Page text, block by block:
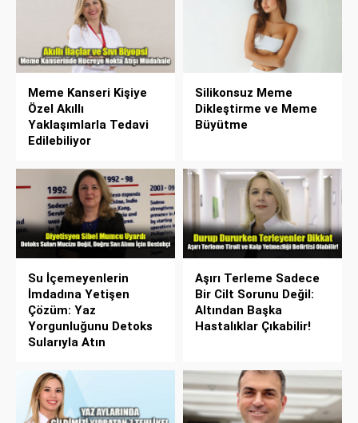
Meme Kanseri Kişiye
Özel Akıllı
Yaklaşımlarla Tedavi
Edilebiliyor
Silikonsuz Meme
Dikleştirme ve Meme
Büyütme
Su İçemeyenlerin
İmdadına Yetişen
Çözüm: Yaz
Yorgunluğunu Detoks
Sularıyla Atın
Aşırı Terleme Sadece
Bir Cilt Sorunu Değil:
Altından Başka
Hastalıklar Çıkabilir!